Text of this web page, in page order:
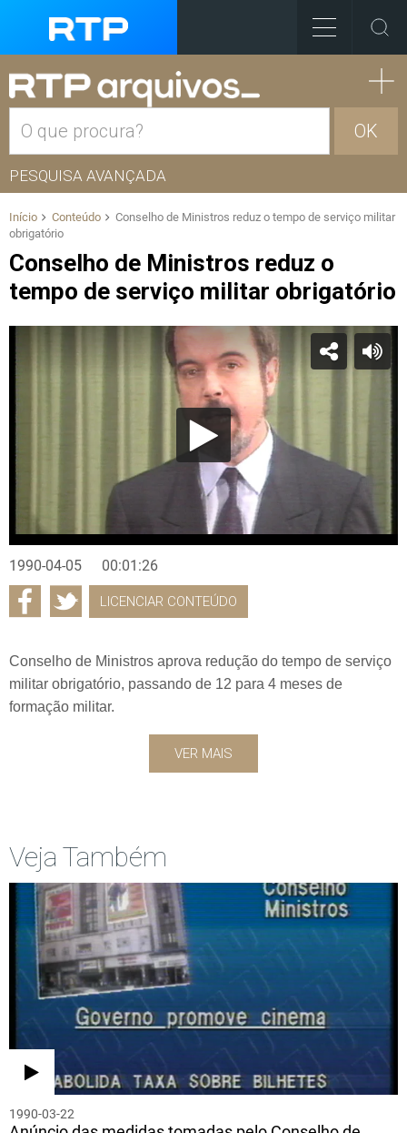
OK
PESQUISA AVANÇADA
Início Conteúdo
Conselho de Ministros reduz o tempo de serviço militar
obrigatório
Conselho de Ministros reduz o
tempo de serviço militar obrigatório
1990-04-05 00:01:26
LICENCIAR CONTEÚDO
Conselho de Ministros aprova redução do tempo de serviço
militar obrigatório, passando de 12 para 4 meses de
formação militar.
VER MAIS
Veja Também
1990-03-22